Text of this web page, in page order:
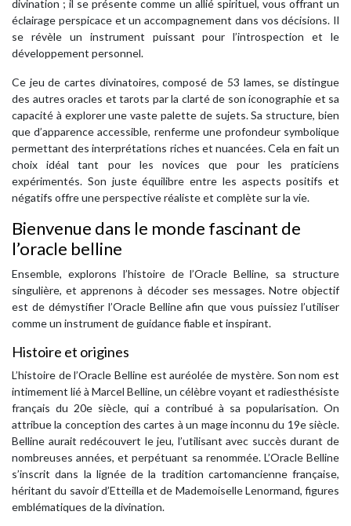
divination ; il se présente comme un allié spirituel, vous offrant un
éclairage perspicace et un accompagnement dans vos décisions. Il
se révèle un instrument puissant pour l’introspection et le
développement personnel.
Ce jeu de cartes divinatoires, composé de 53 lames, se distingue
des autres oracles et tarots par la clarté de son iconographie et sa
capacité à explorer une vaste palette de sujets. Sa structure, bien
que d’apparence accessible, renferme une profondeur symbolique
permettant des interprétations riches et nuancées. Cela en fait un
choix idéal tant pour les novices que pour les praticiens
expérimentés. Son juste équilibre entre les aspects positifs et
négatifs offre une perspective réaliste et complète sur la vie.
Bienvenue dans le monde fascinant de
l’oracle belline
Ensemble, explorons l’histoire de l’Oracle Belline, sa structure
singulière, et apprenons à décoder ses messages. Notre objectif
est de démystifier l’Oracle Belline afin que vous puissiez l’utiliser
comme un instrument de guidance fiable et inspirant.
Histoire et origines
L’histoire de l’Oracle Belline est auréolée de mystère. Son nom est
intimement lié à Marcel Belline, un célèbre voyant et radiesthésiste
français du 20e siècle, qui a contribué à sa popularisation. On
attribue la conception des cartes à un mage inconnu du 19e siècle.
Belline aurait redécouvert le jeu, l’utilisant avec succès durant de
nombreuses années, et perpétuant sa renommée. L’Oracle Belline
s’inscrit dans la lignée de la tradition cartomancienne française,
héritant du savoir d’Etteilla et de Mademoiselle Lenormand, figures
emblématiques de la divination.